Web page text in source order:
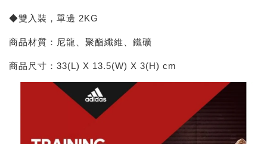
◆雙入裝，單邊 2KG
商品材質：尼龍、聚酯纖維、鐵礦
商品尺寸：33(L) X 13.5(W) X 3(H) cm